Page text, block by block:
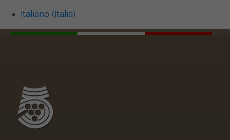
Italiano (Italia)